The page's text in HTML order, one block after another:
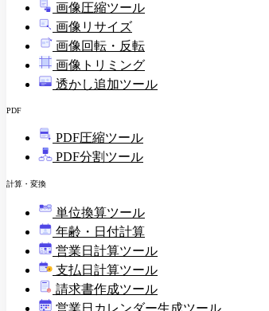
画像圧縮ツール
画像リサイズ
画像回転・反転
画像トリミング
透かし追加ツール
PDF
PDF圧縮ツール
PDF分割ツール
計算・変換
単位換算ツール
年齢・日付計算
営業日計算ツール
¥ 支払日計算ツール
印
請求書作成ツール
営業日カレンダー生成ツール